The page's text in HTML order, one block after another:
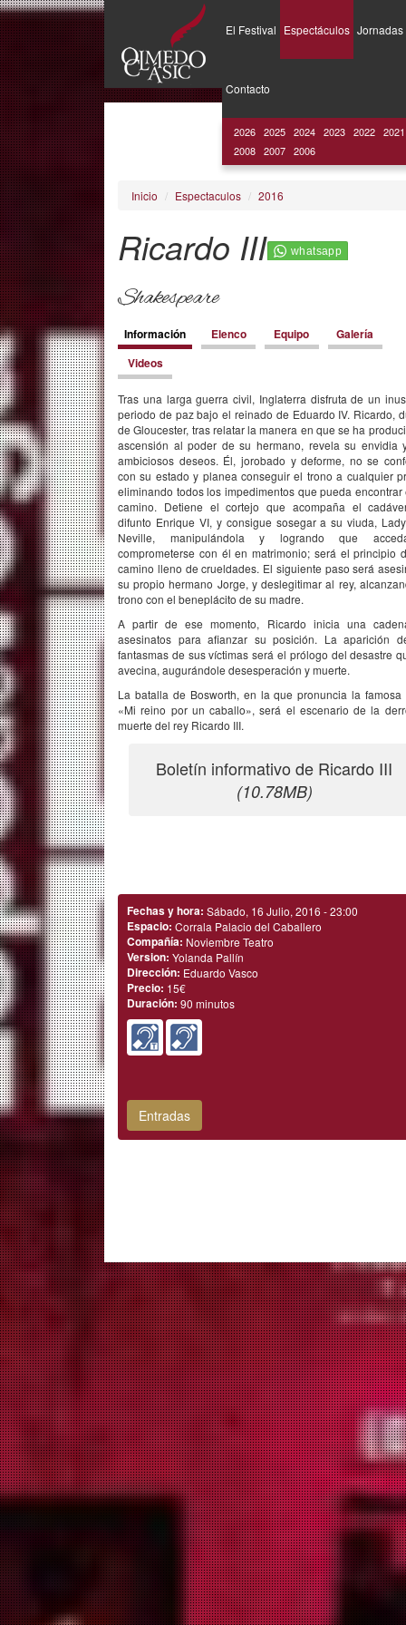
Pasar
al
contenido
principal
El Festival Espectáculos
2026 2025 2024 2023 2022 2021
2008 2007 2006
Jornadas
Contacto
Inicio Espectaculos 2016
Ricardo III
Shakespeare
Contenido
Información (solapa
activa)
Elenco Equipo
Galería
Videos
Tras una larga guerra civil, Inglaterra disfruta de un
periodo de paz bajo el reinado de Eduardo IV. Ricardo,
de Gloucester, tras relatar la manera en que se ha
ascensión al poder de su hermano, revela su envidia
ambiciosos deseos. Él, jorobado y deforme, no se
con su estado y planea conseguir el trono a cualquier
eliminando todos los impedimentos que pueda encontrar
camino. Detiene el cortejo que acompaña el
difunto Enrique VI, y consigue sosegar a su viuda,
Neville, manipulándola y logrando que
comprometerse con él en matrimonio; será el principio
camino lleno de crueldades. El siguiente paso será
su propio hermano Jorge, y deslegitimar al rey,
trono con el beneplácito de su madre.
A partir de ese momento, Ricardo inicia una
asesinatos para aﬁanzar su posición. La aparición
fantasmas de sus víctimas será el prólogo del desastre
avecina, augurándole desesperación y muerte.
La batalla de Bosworth, en la que pronuncia la famosa
«Mi reino por un caballo», será el escenario de la
muerte del rey Ricardo III.
Boletín informativo de Ricardo III
(10.78MB)
Fechas y hora: Sábado, 16 Julio, 2016 - 23:00
Espacio: Corrala Palacio del Caballero
Compañía: Noviembre Teatro
Version: Yolanda Pallín
Dirección: Eduardo Vasco
Precio: 15€
Duración: 90 minutos
Entradas